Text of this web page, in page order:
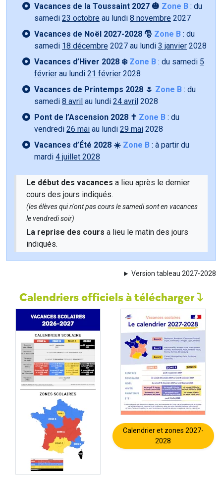
Vacances de la Toussaint 2027 🎃 Zone B : du
samedi 23 octobre au lundi 8 novembre 2027
Vacances de Noël 2027-2028 🎅 Zone B : du
samedi 18 décembre 2027 au lundi 3 janvier 2028
Vacances d’Hiver 2028 ❄️ Zone B : du samedi 5
février au lundi 21 février 2028
Vacances de Printemps 2028 🌷 Zone B : du
samedi 8 avril au lundi 24 avril 2028
Pont de l’Ascension 2028 ✝️ Zone B : du
vendredi 26 mai au lundi 29 mai 2028
Vacances d’Été 2028 ☀️ Zone B : à partir du
mardi 4 juillet 2028
Le début des vacances a lieu après le dernier
cours des jours indiqués.
(les élèves qui n'ont pas cours le samedi sont en vacances
le vendredi soir)
La reprise des cours a lieu le matin des jours
indiqués.
Version tableau 2027-2028
Calendriers officiels à télécharger
Calendrier et zones 2027-
2028